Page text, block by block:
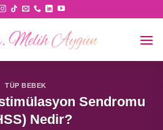
TÜP BEBEK
Sendromu
Nedir?